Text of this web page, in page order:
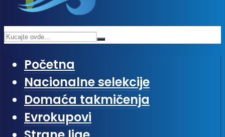
Početna
Nacionalne selekcije
Domaća takmičenja
Evrokupovi